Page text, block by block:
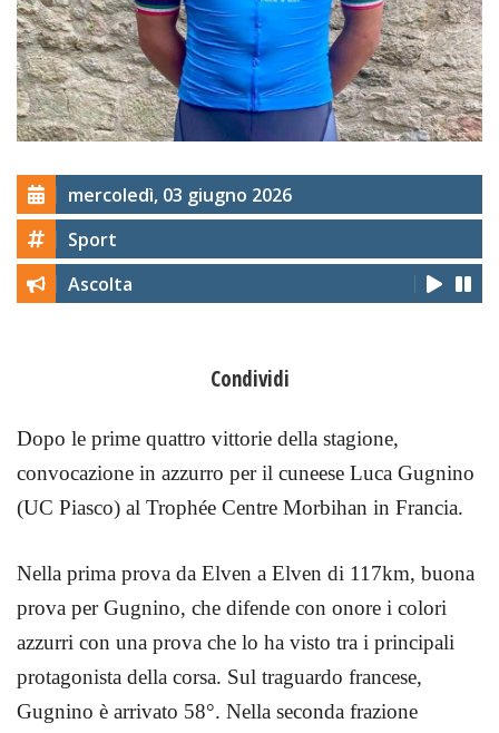
mercoledì, 03 giugno 2026
Sport
Ascolta
Condividi
Dopo le prime quattro vittorie della stagione,
convocazione in azzurro per il cuneese Luca Gugnino
(UC Piasco) al Trophée Centre Morbihan in Francia.
Nella prima prova da Elven a Elven di 117km, buona
prova per Gugnino, che difende con onore i colori
azzurri con una prova che lo ha visto tra i principali
protagonista della corsa. Sul traguardo francese,
Gugnino è arrivato 58°. Nella seconda frazione